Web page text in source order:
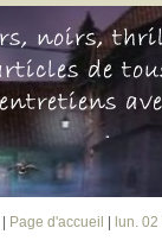
Page d'accueil lun.